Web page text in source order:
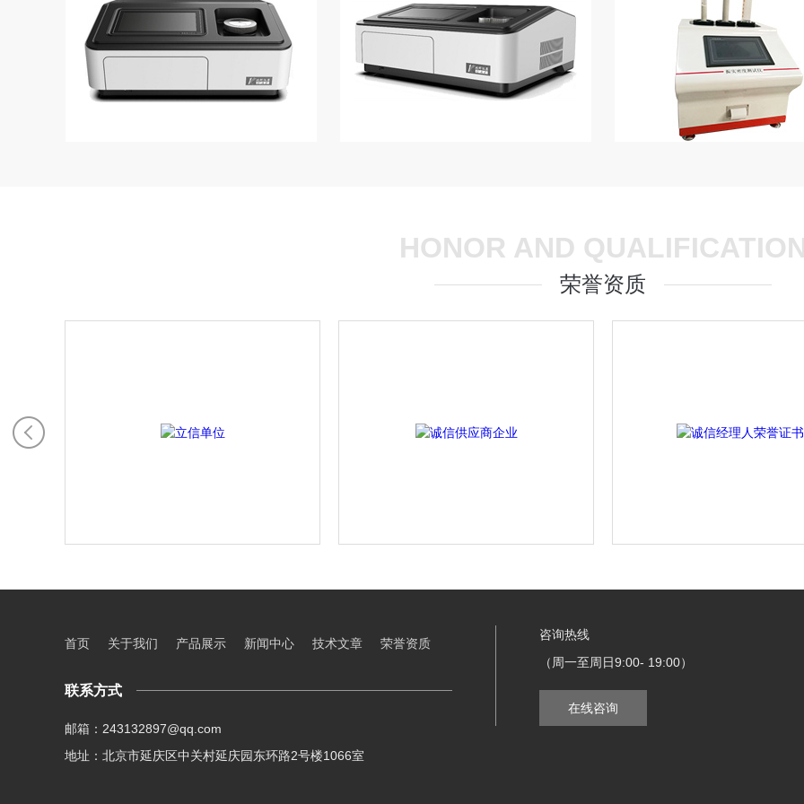
HONOR AND
荣誉资质
首页 关于我们 产品展示 新闻中心 技术文章 荣誉资质
联系方式
邮箱：243132897@qq.com
地址：北京市延庆区中关村延庆园东环路2号楼1066室
咨询热线
（周一至周日9:00- 19:00）
在线咨询